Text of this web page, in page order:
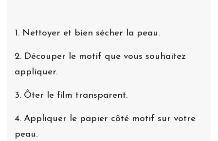
1. Nettoyer et bien sécher la peau.
2. Découper le motif que vous souhaitez
appliquer.
3. Ôter le film transparent.
4. Appliquer le papier côté motif sur votre
peau.